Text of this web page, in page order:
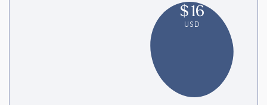
$16
USD